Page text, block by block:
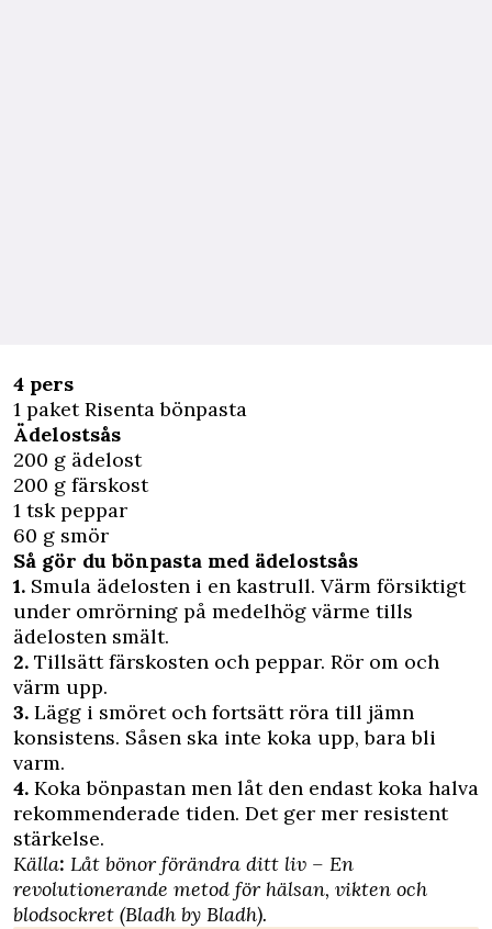
4 pers
1 paket Risenta bönpasta
Ädelostsås
200 g ädelost
200 g färskost
1 tsk peppar
60 g smör
Så gör du bönpasta med ädelostsås
1. Smula ädelosten i en kastrull. Värm försiktigt
under omrörning på medelhög värme tills
ädelosten smält.
2. Tillsätt färskosten och peppar. Rör om och
värm upp.
3. Lägg i smöret och fortsätt röra till jämn
konsistens. Såsen ska inte koka upp, bara bli
varm.
4. Koka bönpastan men låt den endast koka halva
rekommenderade tiden. Det ger mer resistent
stärkelse.
Källa: Låt bönor förändra ditt liv – En
revolutionerande metod för hälsan, vikten och
blodsockret (Bladh by Bladh).